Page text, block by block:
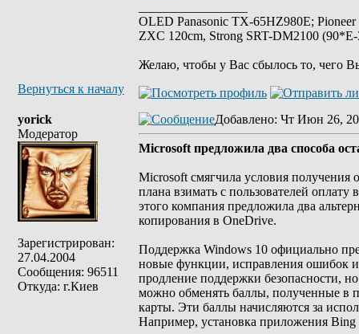
OLED Panasonic TX-65HZ980E;
ZXC 120cm, Strong SRT-DM2100
Желаю, чтобы у Вас сбылось то, чего
Вернуться к началу
yorick
Модератор
Зарегистрирован:
27.04.2004
Сообщения: 96511
Откуда: г.Киев
Добавлено: Чт Июн 26,
Microsoft предложила два способа
Microsoft смягчила условия получения
плана взимать с пользователей
этого компания предложила два
копирования в OneDrive.
Поддержка Windows 10 официально
новые функции, исправления ошибок и
продление поддержки безопасности,
можно обменять баллы, полученные в
карты. Эти баллы начисляются за
Например, установка приложения Bing